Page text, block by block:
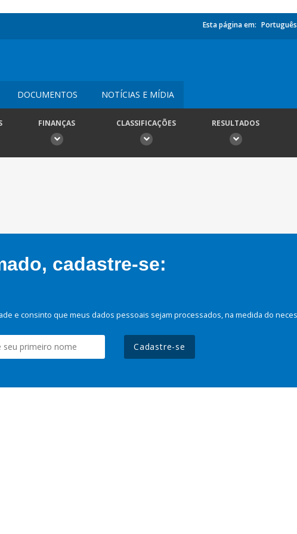
Esta página em: Português
DOCUMENTOS NOTÍCIAS E MÍDIA
FINANÇAS CLASSIFICAÇÕES RESULTADOS
cadastre-se:
e consinto que meus dados pessoais sejam processados, na medida do
Cadastre-se